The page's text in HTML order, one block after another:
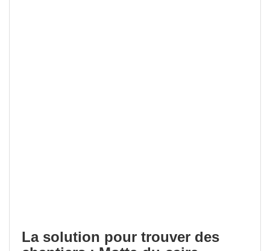
La solution pour trouver des